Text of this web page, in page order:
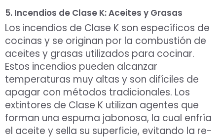
5. Incendios de Clase K: Aceites y Grasas
Los incendios de Clase K son específicos de
cocinas y se originan por la combustión de
aceites y grasas utilizados para cocinar.
Estos incendios pueden alcanzar
temperaturas muy altas y son difíciles de
apagar con métodos tradicionales. Los
extintores de Clase K utilizan agentes que
forman una espuma jabonosa, la cual enfría
el aceite y sella su superficie, evitando la re-